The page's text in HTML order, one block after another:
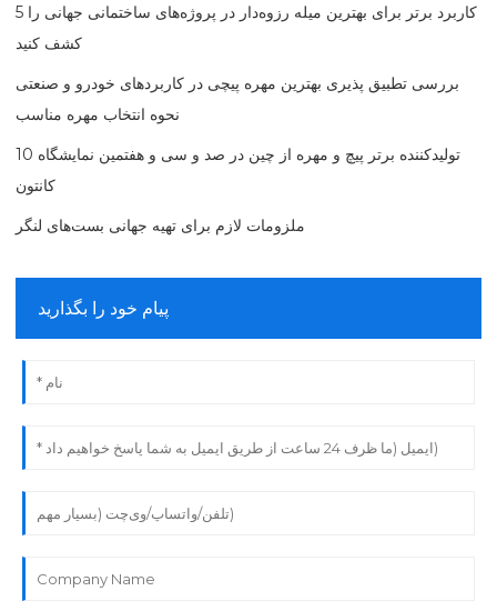
5 کاربرد برتر برای بهترین میله رزوه‌دار در پروژه‌های ساختمانی جهانی را
کشف کنید
بررسی تطبیق پذیری بهترین مهره پیچی در کاربردهای خودرو و صنعتی
نحوه انتخاب مهره مناسب
10 تولیدکننده برتر پیچ و مهره از چین در صد و سی و هفتمین نمایشگاه
کانتون
ملزومات لازم برای تهیه جهانی بست‌های لنگر
پیام خود را بگذارید